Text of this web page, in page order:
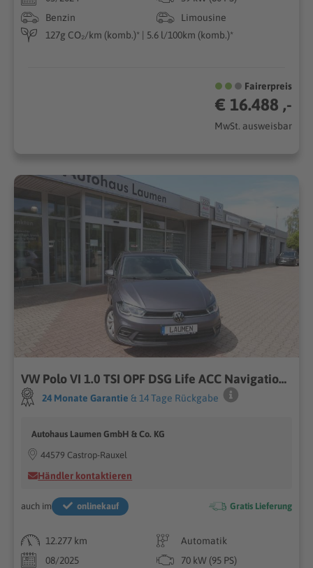
Benzin
Limousine
127g CO₂/km (komb.)* | 5.6 l/100km (komb.)*
Fairerpreis
€ 16.488 ,-
MwSt. ausweisbar
VW Polo VI 1.0 TSI OPF DSG Life ACC Navigation DigiPro Rückfahrkamera Parklenkassistent Allwetterreifen
24 Monate Garantie & 14 Tage Rückgabe
Autohaus Laumen GmbH & Co. KG
44579 Castrop-Rauxel
Händler kontaktieren
auch im onlinekauf Gratis Lieferung
12.277 km
Automatik
08/2025
70 kW (95 PS)